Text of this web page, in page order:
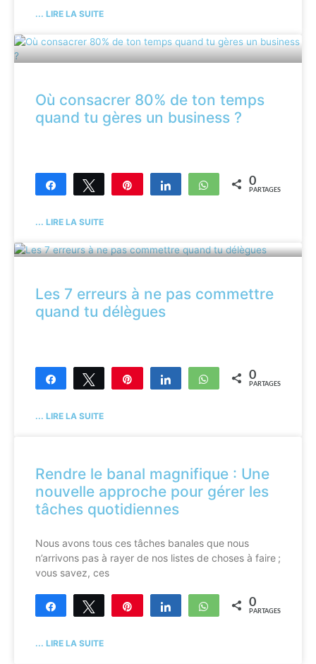
... LIRE LA SUITE
Où consacrer 80% de ton temps
quand tu gères un business ?
Partagez Tweetez EnregistrerPartagez WhatsApp
0
PARTAGES
... LIRE LA SUITE
Les 7 erreurs à ne pas commettre
quand tu délègues
Partagez Tweetez EnregistrerPartagez WhatsApp
0
PARTAGES
... LIRE LA SUITE
Rendre le banal magnifique : Une
nouvelle approche pour gérer les
tâches quotidiennes
Nous avons tous ces tâches banales que nous
n’arrivons pas à rayer de nos listes de choses à faire ;
vous savez, ces
Partagez Tweetez EnregistrerPartagez WhatsApp
0
PARTAGES
... LIRE LA SUITE